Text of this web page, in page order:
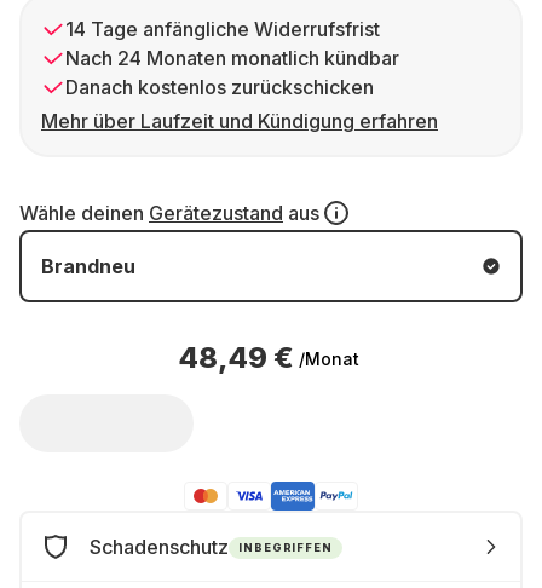
14 Tage anfängliche Widerrufsfrist
Nach 24 Monaten monatlich kündbar
Danach kostenlos zurückschicken
Mehr über Laufzeit und Kündigung erfahren
Wähle deinen Gerätezustand aus
Brandneu
48,49 € /Monat
Schadenschutz INBEGRIFFEN